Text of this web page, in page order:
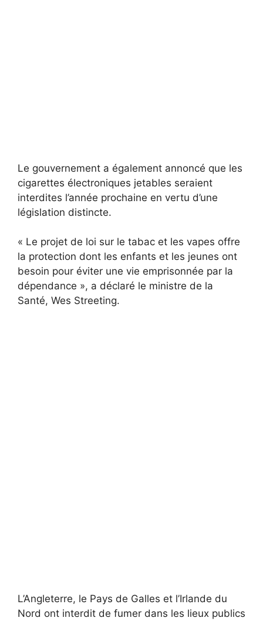
Le gouvernement a également annoncé que les
cigarettes électroniques jetables seraient
interdites l’année prochaine en vertu d’une
législation distincte.
« Le projet de loi sur le tabac et les vapes offre
la protection dont les enfants et les jeunes ont
besoin pour éviter une vie emprisonnée par la
dépendance », a déclaré le ministre de la
Santé, Wes Streeting.
L’Angleterre, le Pays de Galles et l’Irlande du
Nord ont interdit de fumer dans les lieux publics